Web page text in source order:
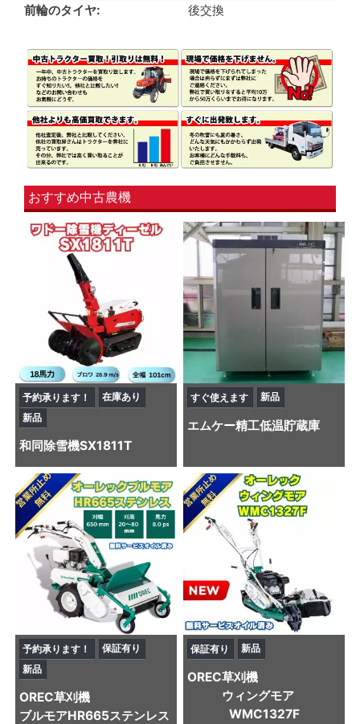
前輪のタイヤ
後交換
おすすめ中古農機
予約承ります！
在庫あり
新品
和同除雪機SX1811T
すぐ使えます 新品
エムケー精工低温貯蔵庫
予約承ります！
保証有り
新品
OREC草刈機
ブルモアHR665ステンレス
保証有り 新品
OREC草刈機
ウィングモア
WMC1327F